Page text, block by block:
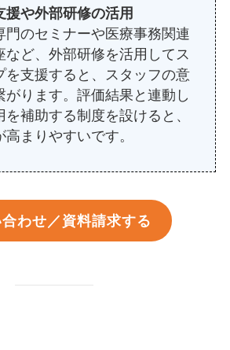
援や外部研修の活用
門のセミナーや医療事務関連
など、外部研修を活用してス
を支援すると、スタッフの意
がります。評価結果と連動し
を補助する制度を設けると、
まりやすいです。
わせ／資料請求する